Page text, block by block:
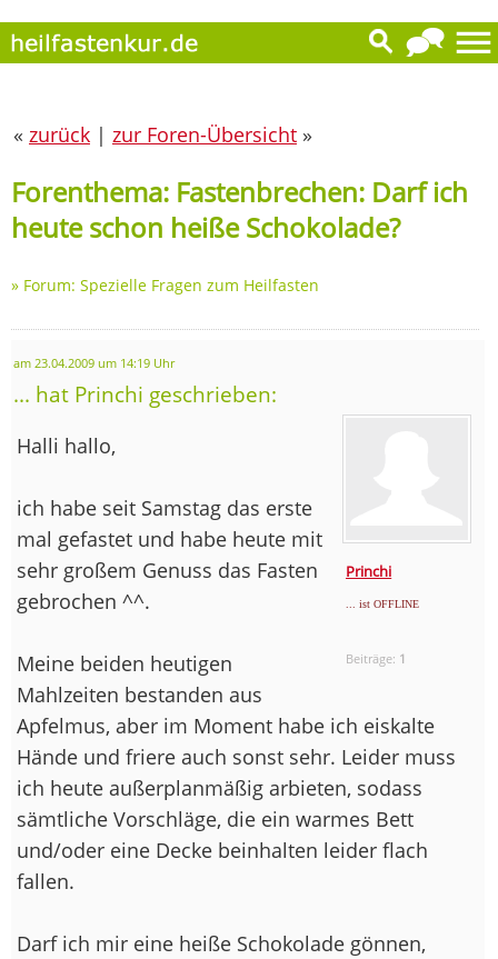
« zurück | zur Foren-Übersicht »
Forenthema: Fastenbrechen: Darf ich
heute schon heiße Schokolade?
» Forum: Spezielle Fragen zum Heilfasten
am 23.04.2009 um 14:19 Uhr
... hat Princhi geschrieben:
Princhi
... ist OFFLINE
Beiträge: 1
Halli hallo,
ich habe seit Samstag das erste
mal gefastet und habe heute mit
sehr großem Genuss das Fasten
gebrochen ^^.
Meine beiden heutigen
Mahlzeiten bestanden aus
Apfelmus, aber im Moment habe ich eiskalte
Hände und friere auch sonst sehr. Leider muss
ich heute außerplanmäßig arbieten, sodass
sämtliche Vorschläge, die ein warmes Bett
und/oder eine Decke beinhalten leider flach
fallen.
Darf ich mir eine heiße Schokolade gönnen,